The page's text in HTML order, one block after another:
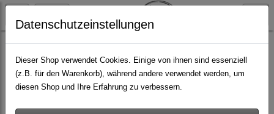
fürs Baby & Kind
Datenschutzeinstellungen
Dieser Shop verwendet Cookies. Einige von ihnen sind essenziell
(z.B. für den Warenkorb), während andere verwendet werden, um
diesen Shop und Ihre Erfahrung zu verbessern.